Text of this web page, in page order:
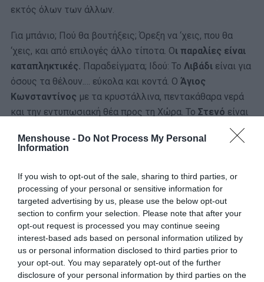
Menshouse - Do Not Process My Personal
Information
If you wish to opt-out of the sale, sharing to third parties, or
processing of your personal or sensitive information for
targeted advertising by us, please use the below opt-out
section to confirm your selection. Please note that after your
opt-out request is processed you may continue seeing
interest-based ads based on personal information utilized by
us or personal information disclosed to third parties prior to
your opt-out. You may separately opt-out of the further
disclosure of your personal information by third parties on the
εκτός όλων των άλλων.
Για μπάνιο; Πού θα βουτήξεις; Όρεξη να ‘χεις, που θα
‘χεις, και από επιλογές άλλο τίποτα. Οι παραλίες είναι
καταπληκτικές. Παραδείγματα; Ιδού: Το Λιβάδι είναι για
όσους τα θέλουν.… εύκολα και κοντά. Ο Άγιος
Κωνσταντίνος με τα κρυστάλλινα, πεντακάθαρα νερά
και την εντυπωσιακή θέα προς τη Χώρα. Το Στενό είναι
και οι
Βάτσεςπάλι, απευθύνονται σε όσους τους αρέσουν οι
οπωσδήποτε στο πρόγραμμα σου και ένα μονοήμερο
«πέταγμα» στα διπλανά νησάκιαΚουνούπεςκαι
Κουτσομύτη, θα περάσεις τέλεια, στο υποσχόμαστε, θα
νιώσεις να παγώνει ο χρόνος.